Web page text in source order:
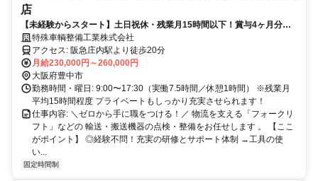
店
【未経験からスタート】土日祝休・残業月15時間以下！賞与4ヶ月分／
国家資格も目指せる！
特殊車輌整備工業株式会社
アクセス: 阪急庄内駅より徒歩20分
月給230,000円～260,000円
大阪府豊中市
勤務時間・曜日: 9:00〜17:30（実働7.5時間／休憩1時間） ※残業月
平均15時間程度 プライベートもしっかり充実させられます！
仕事内容: ＼ゼロから手に職をつける！／ 物流を支える「フォークリ
フト」などの 輸送・搬送機器の点検・整備をお任せします 。 【ここ
がポイント】 ◎経験不問！充実の研修とサポート体制 →工具の使
い...
固定時間制